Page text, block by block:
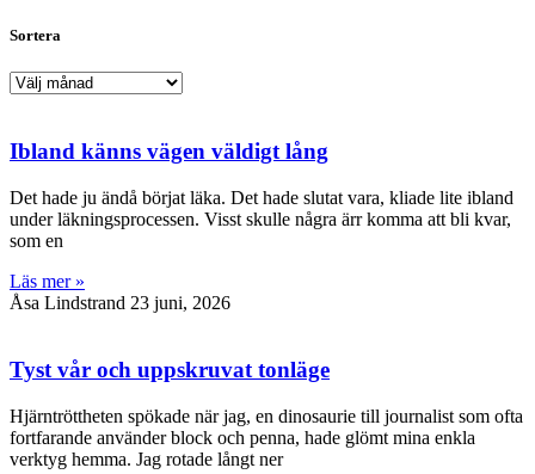
Sortera
Sortera
Ibland känns vägen väldigt lång
Det hade ju ändå börjat läka. Det hade slutat vara, kliade lite ibland
under läkningsprocessen. Visst skulle några ärr komma att bli kvar,
som en
Läs mer »
Åsa Lindstrand 23 juni, 2026
Tyst vår och uppskruvat tonläge
Hjärntröttheten spökade när jag, en dinosaurie till journalist som ofta
fortfarande använder block och penna, hade glömt mina enkla
verktyg hemma. Jag rotade långt ner